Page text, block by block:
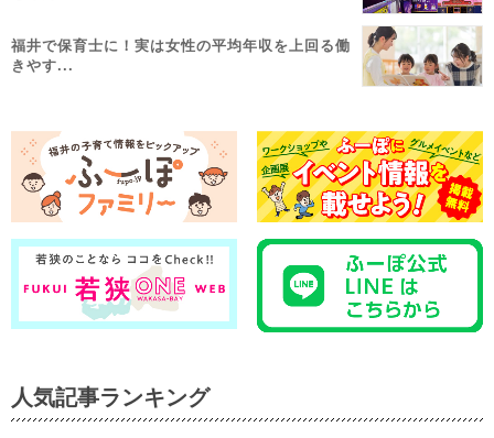
福井で保育士に！実は女性の平均年収を上回る働
きやす...
人気記事ランキング